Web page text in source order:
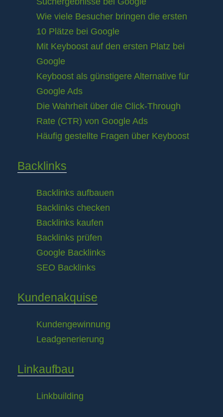
Wie viele Besucher bringen die ersten
10 Plätze bei Google
Mit Keyboost auf den ersten Platz bei
Google
Keyboost als günstigere Alternative für
Google Ads
Die Wahrheit über die Click-Through
Rate (CTR) von Google Ads
Häufig gestellte Fragen über Keyboost
Backlinks
Backlinks aufbauen
Backlinks checken
Backlinks kaufen
Backlinks prüfen
Google Backlinks
SEO Backlinks
Kundenakquise
Kundengewinnung
Leadgenerierung
Linkaufbau
Linkbuilding